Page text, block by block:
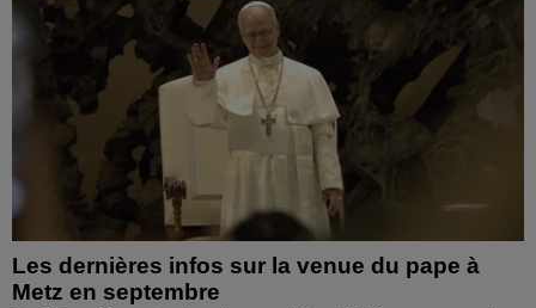
Les dernières infos sur la venue du pape à
Metz en septembre